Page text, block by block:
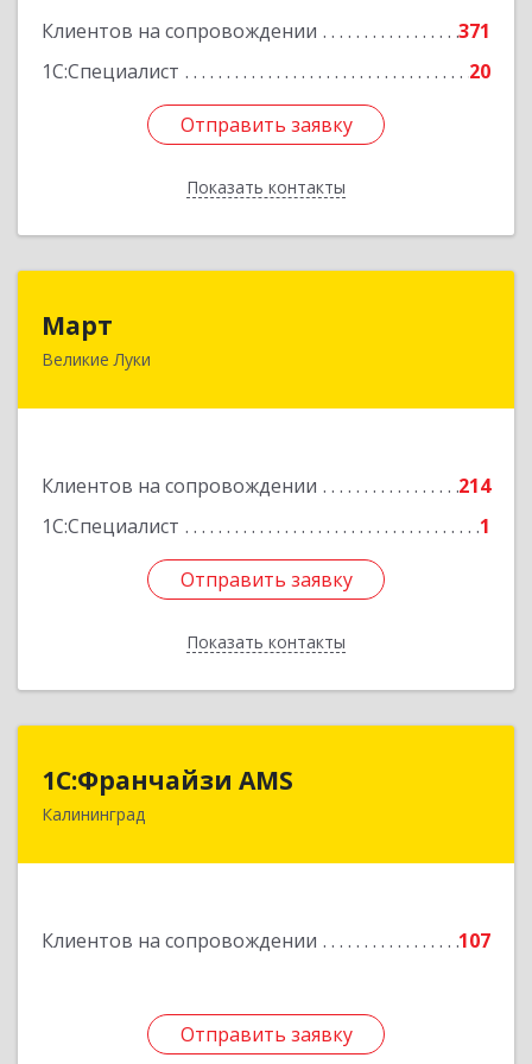
Клиентов на сопровождении
371
1С:Специалист
20
Отправить заявку
Показать контакты
Отправить заявку
Назад
Март
Великие Луки
Клиентов на сопровождении
214
1С:Специалист
1
Отправить заявку
Показать контакты
182113, Псковская обл, Великие Луки г,
Отправить заявку
Назад
1С:Франчайзи AMS
Калининград
Клиентов на сопровождении 107
Отправить заявку
238325, Калининградская обл, Гурьевский р-н,
Отправить заявку